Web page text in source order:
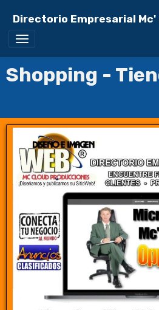
Directorio Empresarial Mc'
Shopping -